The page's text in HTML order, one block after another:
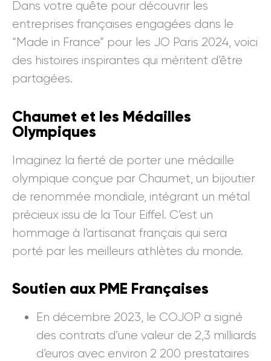
Dans votre quête pour découvrir les
entreprises françaises engagées dans le
“Made in France” pour les JO Paris 2024, voici
des histoires inspirantes qui méritent d’être
partagées.
Chaumet et les Médailles
Olympiques
Imaginez la fierté de porter une médaille
olympique conçue par Chaumet, un bijoutier
de renommée mondiale, intégrant un métal
précieux issu de la Tour Eiffel. C’est un
hommage à l’artisanat français qui sera
porté par les meilleurs athlètes du monde.
Soutien aux PME Françaises
En décembre 2023, le COJOP a signé
des contrats d’une valeur de 2,3 milliards
d’euros avec environ 2 200 prestataires